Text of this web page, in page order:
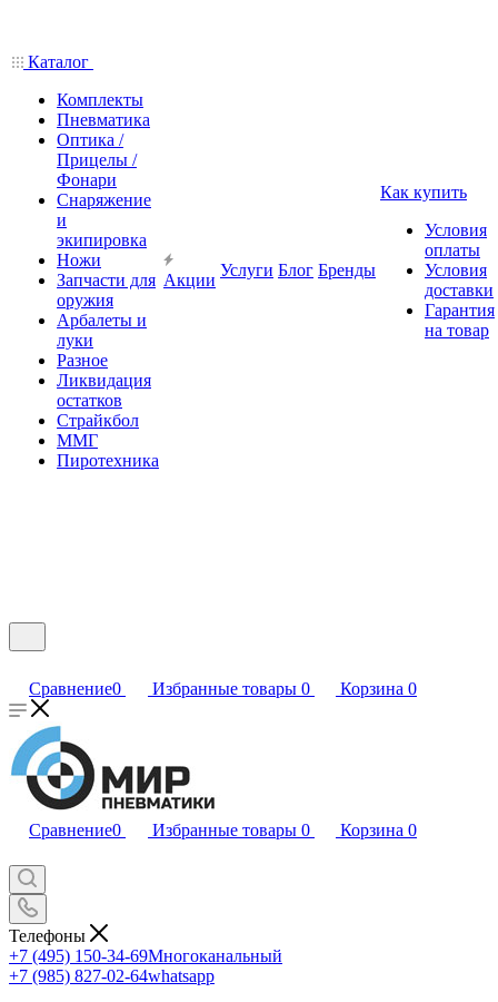
Каталог
Комплекты
Пневматика
Оптика /
Прицелы /
Фонари
Снаряжение
и
экипировка
Ножи
Запчасти для
оружия
Арбалеты и
луки
Разное
Ликвидация
остатков
Страйкбол
ММГ
Пиротехника
Акции
Услуги Блог Бренды
Как купить
Условия
оплаты
Условия
доставки
Гарантия
на товар
Сравнение0 Избранные товары 0 Корзина 0
Сравнение0 Избранные товары 0 Корзина 0
Телефоны
+7 (495) 150-34-69Многоканальный
+7 (985) 827-02-64whatsapp